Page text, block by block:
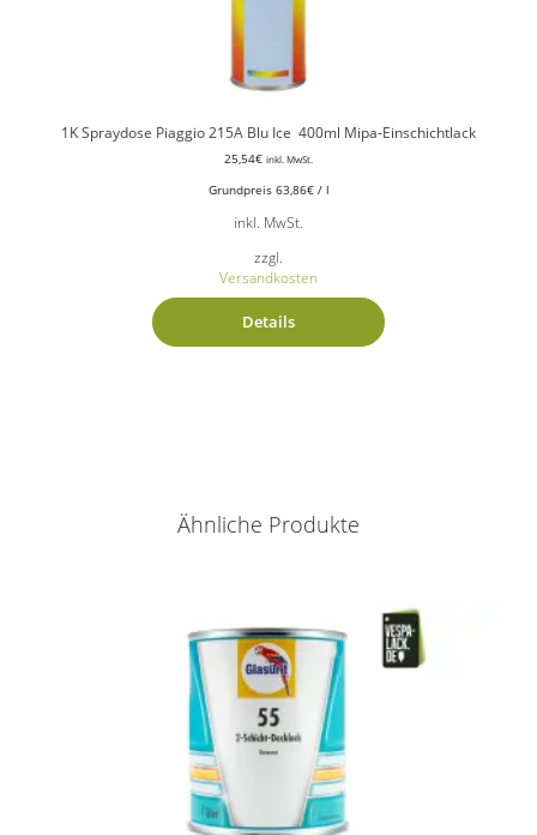
1K Spraydose Piaggio 215A Blu Ice 400ml Mipa-Einschichtlack
25,54€ inkl. MwSt.
Grundpreis 63,86€/ l
inkl. MwSt.
zzgl.
Versandkosten
Details
Ähnliche Produkte